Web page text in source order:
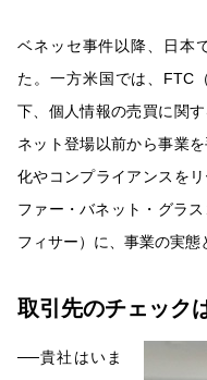
ベネッセ事件以降、日本
た。一方米国では、FTC
下、個人情報の売買に関
ネット登場以前から事業
化やコンプライアンスを
ファー・バネット・グラ
フィサー）に、事業の実態
取引先のチェック
──貴社はいま